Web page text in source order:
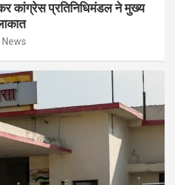
कांग्रेस प्रतिनिधिमंडल ने मुख्य
News